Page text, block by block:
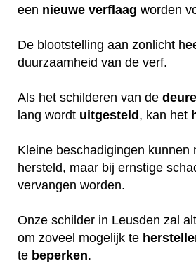
een nieuwe verflaag worden
De blootstelling aan zonlicht
duurzaamheid van de verf.
Als het schilderen van de
lang wordt uitgesteld, kan het
Kleine beschadigingen kunnen
hersteld, maar bij ernstige
vervangen worden.
Onze schilder in Leusden zal
om zoveel mogelijk te
te beperken.